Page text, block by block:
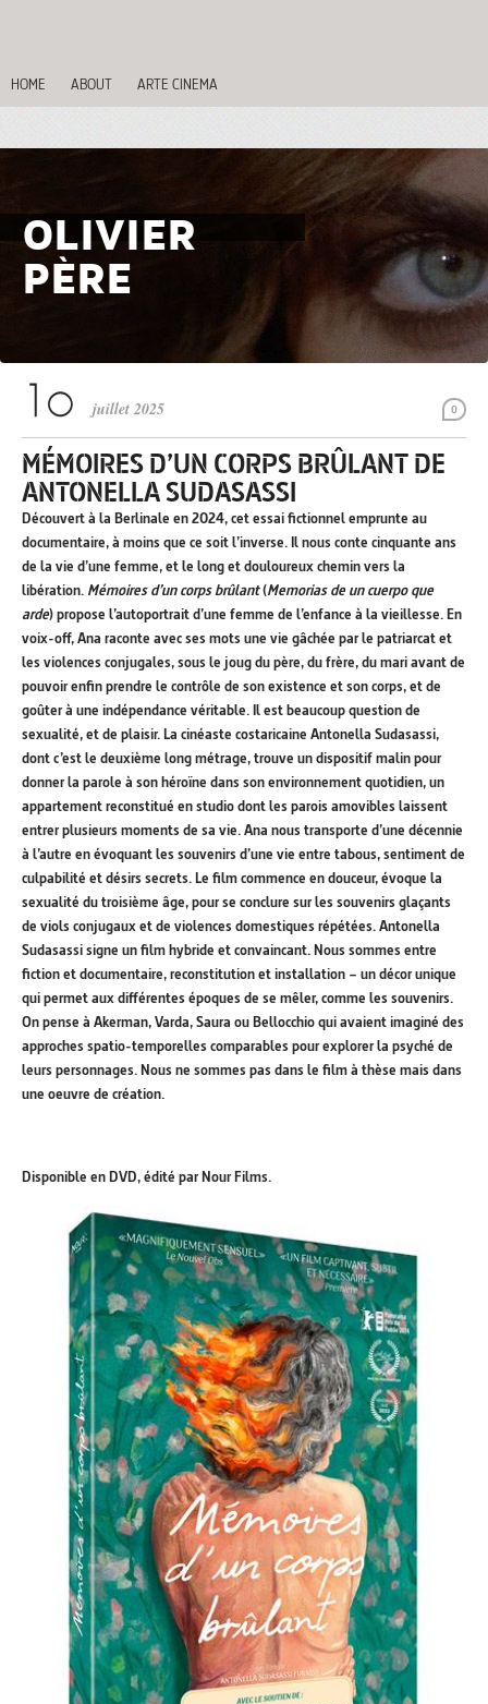
HOME ABOUT ARTE CINEMA
OLIVIER
PÈRE
0
juillet 2025
MÉMOIRES D’UN CORPS BRÛLANT DE
ANTONELLA SUDASASSI
Découvert à la Berlinale en 2024, cet essai fictionnel emprunte au
documentaire, à moins que ce soit l’inverse. Il nous conte cinquante ans
de la vie d’une femme, et le long et douloureux chemin vers la
libération. Mémoires d’un corps brûlant(Memorias de un cuerpo que
arde) propose l’autoportrait d’une femme de l’enfance à la vieillesse. En
voix-off, Ana raconte avec ses mots une vie gâchée par le patriarcat et
les violences conjugales, sous le joug du père, du frère, du mari avant de
pouvoir enfin prendre le contrôle de son existence et son corps, et de
goûter à une indépendance véritable. Il est beaucoup question de
sexualité, et de plaisir. La cinéaste costaricaine Antonella Sudasassi,
dont c’est le deuxième long métrage, trouve un dispositif malin pour
donner la parole à son héroïne dans son environnement quotidien, un
appartement reconstitué en studio dont les parois amovibles laissent
entrer plusieurs moments de sa vie. Ana nous transporte d’une décennie
à l’autre en évoquant les souvenirs d’une vie entre tabous, sentiment de
culpabilité et désirs secrets. Le film commence en douceur, évoque la
sexualité du troisième âge, pour se conclure sur les souvenirs glaçants
de viols conjugaux et de violences domestiques répétées. Antonella
Sudasassi signe un film hybride et convaincant. Nous sommes entre
fiction et documentaire, reconstitution et installation – un décor unique
qui permet aux différentes époques de se mêler, comme les souvenirs.
On pense à Akerman, Varda, Saura ou Bellocchio qui avaient imaginé des
approches spatio-temporelles comparables pour explorer la psyché de
leurs personnages. Nous ne sommes pas dans le film à thèse mais dans
une oeuvre de création.
Disponible en DVD, édité par Nour Films.